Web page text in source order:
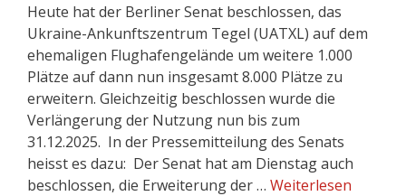
Heute hat der Berliner Senat beschlossen, das
Ukraine-Ankunftszentrum Tegel (UATXL) auf dem
ehemaligen Flughafengelände um weitere 1.000
Plätze auf dann nun insgesamt 8.000 Plätze zu
erweitern. Gleichzeitig beschlossen wurde die
Verlängerung der Nutzung nun bis zum
31.12.2025. In der Pressemitteilung des Senats
heisst es dazu: Der Senat hat am Dienstag auch
beschlossen, die Erweiterung der … Weiterlesen